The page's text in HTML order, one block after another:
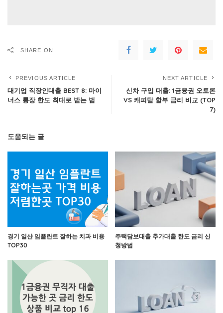
SHARE ON
PREVIOUS ARTICLE
대기업 직장인대출 BEST 8: 마이
너스 통장 한도 최대로 받는 법
NEXT ARTICLE
신차 구입 대출: 1금융권 오토론
VS 캐피탈 할부 금리 비교 (TOP
7)
도움되는 글
경기 일산 임플란트 잘하는 치과 비용
TOP30
주택담보대출 추가대출 한도 금리 신
청방법